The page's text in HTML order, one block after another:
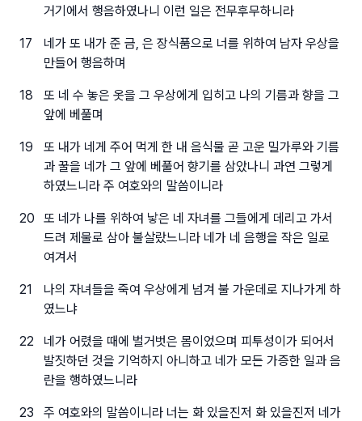
거기에서 행음하였나니 이런 일은 전무후무하니라
17
네가 또 내가 준 금, 은 장식품으로 너를 위하여 남자 우상을
만들어 행음하며
18
또 네 수 놓은 옷을 그 우상에게 입히고 나의 기름과 향을 그
앞에 베풀며
19
또 내가 네게 주어 먹게 한 내 음식물 곧 고운 밀가루와 기름
과 꿀을 네가 그 앞에 베풀어 향기를 삼았나니 과연 그렇게
하였느니라 주 여호와의 말씀이니라
20
또 네가 나를 위하여 낳은 네 자녀를 그들에게 데리고 가서
드려 제물로 삼아 불살랐느니라 네가 네 음행을 작은 일로
여겨서
21
나의 자녀들을 죽여 우상에게 넘겨 불 가운데로 지나가게 하
였느냐
22
네가 어렸을 때에 벌거벗은 몸이었으며 피투성이가 되어서
발짓하던 것을 기억하지 아니하고 네가 모든 가증한 일과 음
란을 행하였느니라
23
주 여호와의 말씀이니라 너는 화 있을진저 화 있을진저 네가